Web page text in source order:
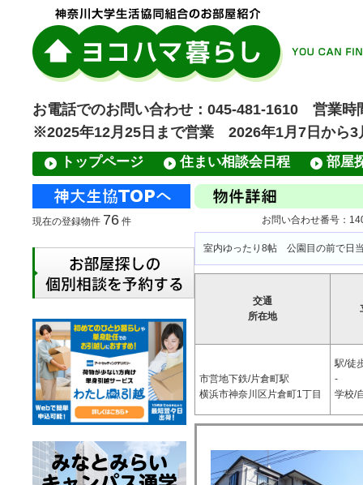
お電話でのお問い合わせ：045-481-1610 営
※2025年12月25日まで営業 2026年1月7日から
トップページ 住まい相談会日程 部屋
お問い合わせ番号：
室内ゆったり8帖 公園目の前で日
交通
所在地
市営地下鉄/片倉町駅
横浜市神奈川区片倉町1丁目
駅/徒
-
学校/
現在の登録物件 76 件